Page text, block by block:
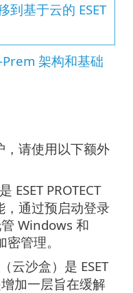
到基于云的 ESET
Prem 架构和基础
，请使用以下额外
是 ESET PROTECT
，通过预启动登录
Windows 和
管理。
（云沙盒）是 ESET
加一层旨在缓解